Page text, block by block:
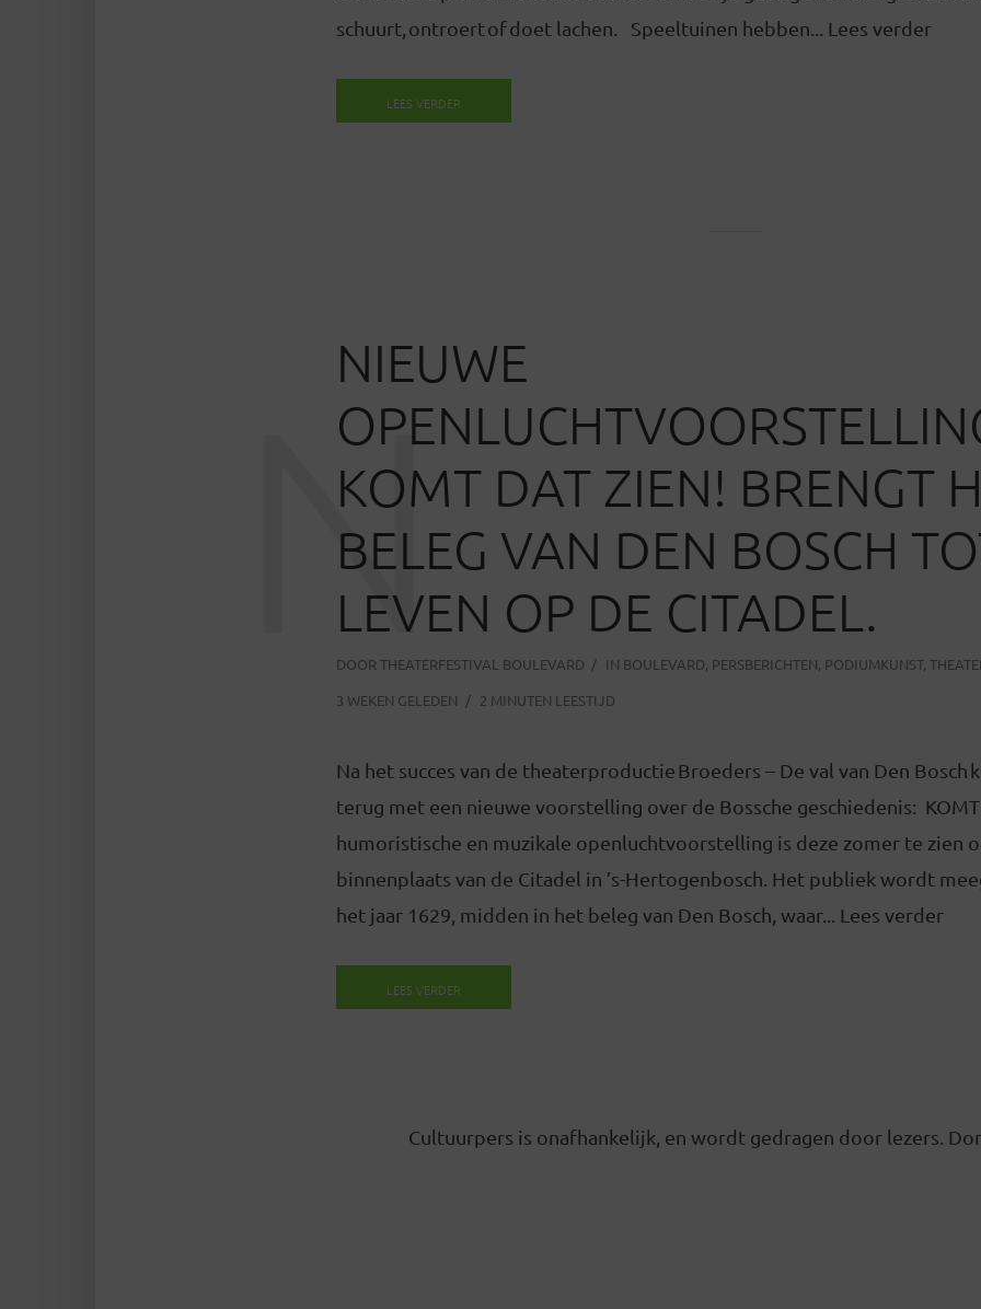
schuurt, ontroert of doet lachen. Speeltuinen hebben... Lees verder
LEES VERDER
NIEUWE
KOMT DAT ZIEN! BRENGT
BELEG VAN DEN BOSCH
LEVEN OP DE CITADEL.
DOOR THEATERFESTIVAL BOULEVARD IN BOULEVARD, PERSBERICHTEN, PODIUMKUNST,
3 WEKEN GELEDEN
2 MINUTEN LEESTIJD
N
Na het succes van de theaterproductie Broeders – De val van Den Bosch
terug met een nieuwe voorstelling over de Bossche geschiedenis: KOMT
humoristische en muzikale openluchtvoorstelling is deze zomer te zien
binnenplaats van de Citadel in ’s-Hertogenbosch. Het publiek wordt
het jaar 1629, midden in het beleg van Den Bosch, waar... Lees verder
LEES VERDER
Cultuurpers is onafhankelijk, en wordt gedragen door lezers.